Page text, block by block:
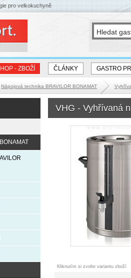
- ZBOŽÍ ČLÁNKY GASTRO
Nápojová technika BRAVILOR BONAMAT
VHG - Vyhřívaná
Kliknutím si zvolte variantu zboží
pro velkokuchyně